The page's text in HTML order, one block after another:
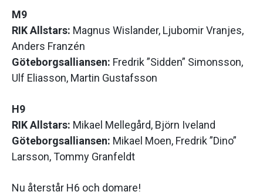
M9
RIK Allstars: Magnus Wislander, Ljubomir Vranjes,
Anders Franzén
Göteborgsalliansen: Fredrik ”Sidden” Simonsson,
Ulf Eliasson, Martin Gustafsson
H9
RIK Allstars: Mikael Mellegård, Björn Iveland
Göteborgsalliansen: Mikael Moen, Fredrik ”Dino”
Larsson, Tommy Granfeldt
Nu återstår H6 och domare!